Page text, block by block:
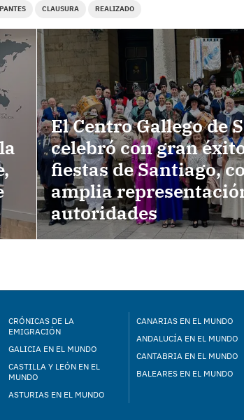
CLAUSURA REALIZADO
El Centro Gallego de
celebró con gran
fiestas de Santiago,
amplia
autoridades
CRÓNICAS DE LA
EMIGRACIÓN
GALICIA EN EL MUNDO
CASTILLA Y LEÓN EN EL
MUNDO
ASTURIAS EN EL MUNDO
CANARIAS EN EL MUNDO
ANDALUCÍA EN EL MUNDO
CANTABRIA EN EL MUNDO
BALEARES EN EL MUNDO